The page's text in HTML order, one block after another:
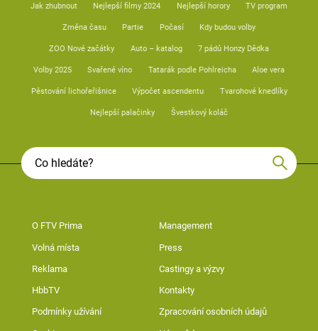
Jak zhubnout Nejlepší filmy 2024 Nejlepší horory TV program
Změna času Partie Počasí Kdy budou volby
ZOO Nové začátky Auto – katalog 7 pádů Honzy Dědka
Volby 2025 Svařené víno Tatarák podle Pohlreicha Aloe vera
Pěstování lichořeřišnice Výpočet ascendentu Tvarohové knedlíky
Nejlepší palačinky Švestkový koláč
O FTV Prima Management
Volná místa Press
Reklama Castingy a výzvy
HbbTV Kontakty
Podmínky užívání Zpracování osobních údajů